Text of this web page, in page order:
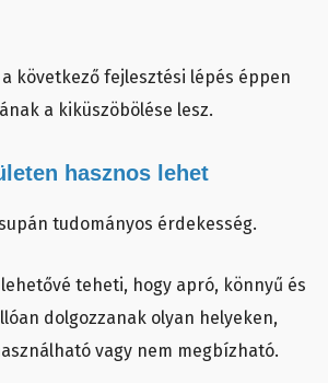
következő fejlesztési lépés éppen
a kiküszöbölése lesz.
hasznos lehet
tudományos érdekesség.
teheti, hogy apró, könnyű és
dolgozzanak olyan helyeken,
vagy nem megbízható.